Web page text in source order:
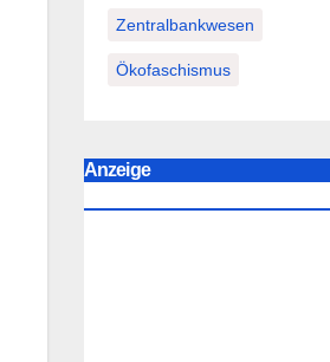
Zentralbankwesen
Ökofaschismus
Anzeige